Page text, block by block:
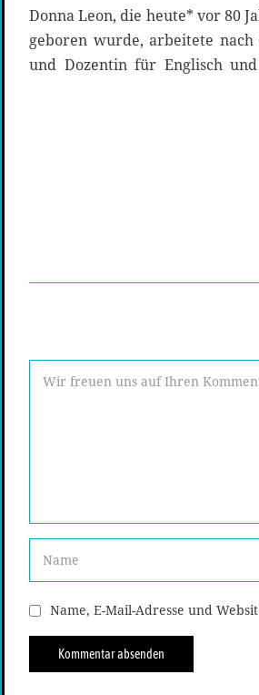
Donna Leon, die heute* vor 80
geboren wurde, arbeitete
und Dozentin für Englisch
Name, E-Mail-Adresse und